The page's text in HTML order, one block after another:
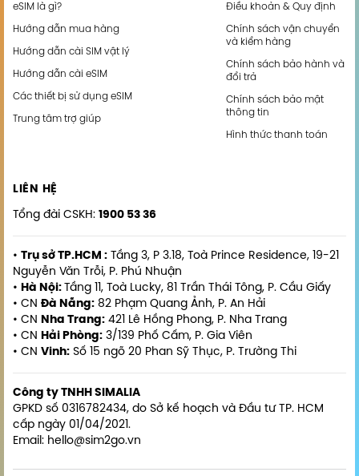
eSIM là gì?
Hướng dẫn mua hàng
Hướng dẫn cài SIM vật lý
Hướng dẫn cài eSIM
Các thiết bị sử dụng eSIM
Trung tâm trợ giúp
Điều khoản & Quy định
Chính sách vận chuyển
và kiểm hàng
Chính sách bảo hành và
đổi trả
Chính sách bảo mật
thông tin
Hình thức thanh toán
LIÊN HỆ
Tổng đài CSKH: 1900 53 36
• Trụ sở TP.HCM : Tầng 3, P 3.18, Toà Prince Residence, 19-21
Nguyễn Văn Trỗi, P. Phú Nhuận
• Hà Nội: Tầng 11, Toà Lucky, 81 Trần Thái Tông, P. Cầu Giấy
• CN Đà Nẵng: 82 Phạm Quang Ảnh, P. An Hải
• CN Nha Trang: 421 Lê Hồng Phong, P. Nha Trang
• CN Hải Phòng: 3/139 Phố Cấm, P. Gia Viên
• CN Vinh: Số 15 ngõ 20 Phan Sỹ Thục, P. Trường Thi
Công ty TNHH SIMALIA
GPKD số 0316782434, do Sở kế hoạch và Đầu tư TP. HCM
cấp ngày 01/04/2021.
Email: hello@sim2go.vn